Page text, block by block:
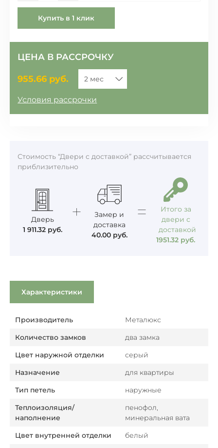
Купить в 1 клик
ЦЕНА В РАССРОЧКУ
955.66 руб.
Условия рассрочки
Стоимость “Двери c доставкой” рассчитывается
приблизительно
Дверь
1 911.32руб.
Замер и
доставка
40.00руб.
Итого за
двери с
доставкой
1951.32 руб.
Характеристики
Производитель
Металюкс
Количество замков
два замка
Цвет наружной отделки
серый
Назначение
для квартиры
Тип петель
наружные
Теплоизоляция/
наполнение
пенофол,
минеральная вата
Цвет внутренней отделки
белый